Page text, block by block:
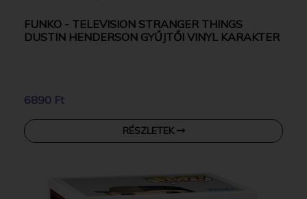
FUNKO - TELEVISION STRANGER THINGS
DUSTIN HENDERSON GYŰJTŐI VINYL KARAKTER
6890 Ft
RÉSZLETEK